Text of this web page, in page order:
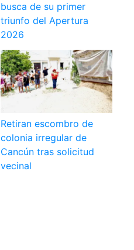
busca de su primer
triunfo del Apertura
2026
Retiran escombro de
colonia irregular de
Cancún tras solicitud
vecinal